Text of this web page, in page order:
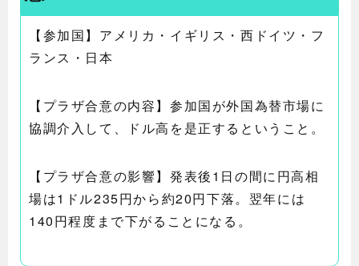
【参加国】アメリカ・イギリス・西ドイツ・フ
ランス・日本
【プラザ合意の内容】参加国が外国為替市場に
協調介入して、ドル高を是正するということ。
【プラザ合意の影響】発表後1日の間に円高相
場は1ドル235円から約20円下落。翌年には
140円程度まで下がることになる。